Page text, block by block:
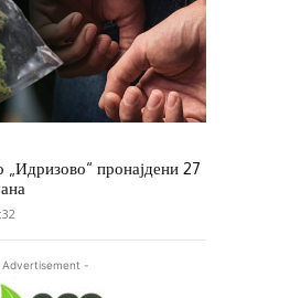
„Идризово“ пронајдени 27
-